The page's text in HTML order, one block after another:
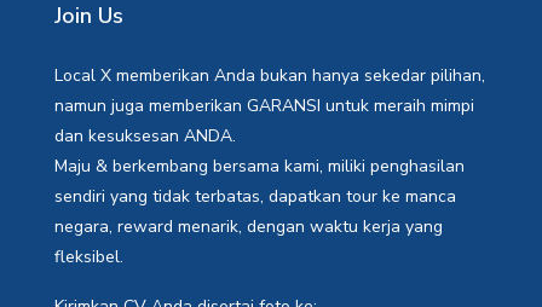
Join Us
Local X memberikan Anda bukan hanya sekedar pilihan,
namun juga memberikan GARANSI untuk meraih mimpi
dan kesuksesan ANDA.
Maju & berkembang bersama kami, miliki penghasilan
sendiri yang tidak terbatas, dapatkan tour ke manca
negara, reward menarik, dengan waktu kerja yang
fleksibel.